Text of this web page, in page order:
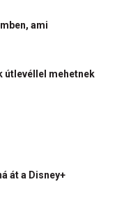
ami
útlevéllel mehetnek
át a Disney+